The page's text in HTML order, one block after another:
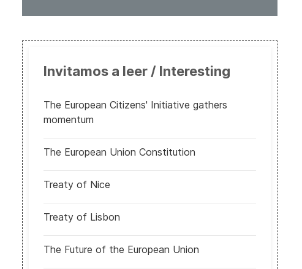
Invitamos a leer / Interesting
The European Citizens' Initiative gathers
momentum
The European Union Constitution
Treaty of Nice
Treaty of Lisbon
The Future of the European Union